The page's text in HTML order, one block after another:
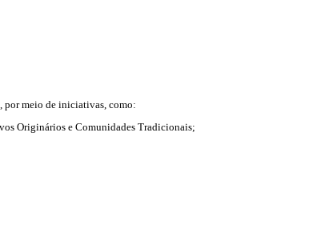
por meio de iniciativas, como:
Originários e Comunidades Tradicionais;